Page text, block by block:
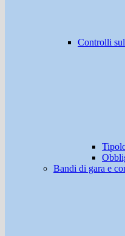
Controlli
Bandi di gara e